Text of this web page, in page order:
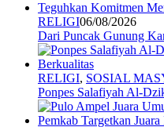
RELIGI06/08/2026
Dari Puncak Gunung
RELIGI, SOSIAL
Ponpes Salafiyah Al-